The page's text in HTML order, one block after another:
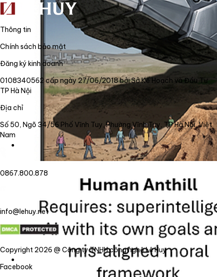
Thông tin
Chính sách bảo mật
Đăng ký kinh doanh
0108340562 cấp ngày 27/06/2018 bởi Sở Kế Hoạch và Đầu Tư
TP Hà Nội
Địa chỉ
Số 50, Ngõ 34/56 Phố Vĩnh Tuy, Phường Vĩnh Tuy, TP Hà Nội, Việt
Nam
0867.800.878
info@lehuy.net
Copyright 2026 @ Công ty TNHH công nghệ Lê Huy
Facebook